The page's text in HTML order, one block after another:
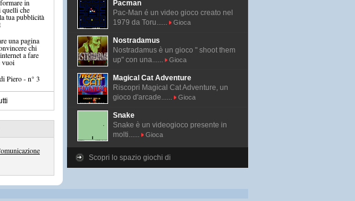
in
che
tua pubblicità
una pagina
chi
a fare
vuoi
Piero - n° 3
Pacman
Pac-Man é un video gioco creato nel
1979 da Toru......
Gioca
Nostradamus
Nostradamus è un gioco " shoot them
up" con una......
Gioca
Magical Cat Adventure
Riscopri Magical Cat Adventure, un
gioco d'arcade......
Gioca
Snake
Snake è un videogioco presente in
molti......
Gioca
Scopri lo spazio giochi di